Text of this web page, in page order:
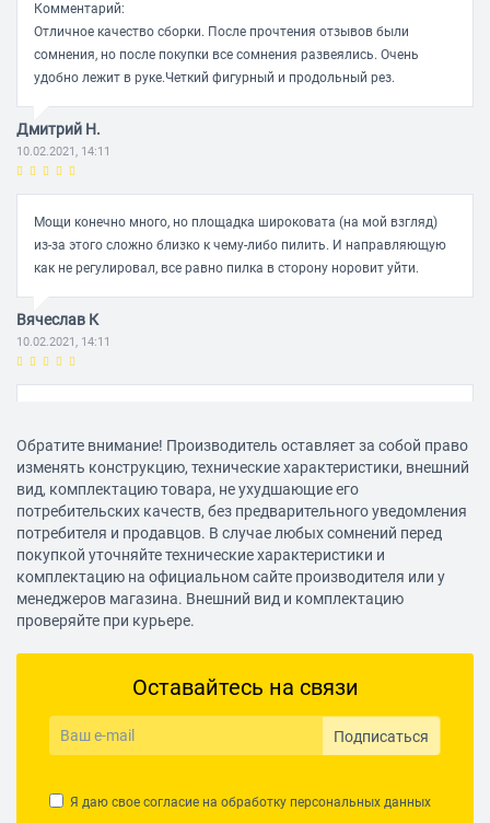
Регулировка положения опорной плиты:
Замена режущего полотна без инструмента:ДА
Маятниковое движение:ДА
Особенности:
их свойствами за счет выбора числа ходов, маятникового
хода и низкого ведения пильного полотна с пружинной
опорой. Metabo Quick для замены пильного полотна без
инструментов, с автоматическим выбросом.
Возможность подключения универсального пылесоса.
Комментарий:
Отличное качество сборки. После прочтения отзывов были
сомнения, но после покупки все сомнения развеялись. Очень
удобно лежит в руке.Четкий фигурный и продольный рез.
Дмитрий Н.
10.02.2021, 14:11
Мощи конечно много, но площадка широковата (на мой взгляд)
из-за этого сложно близко к чему-либо пилить. И направляющую
как не регулировал, все равно пилка в сторону норовит уйти.
Вячеслав К
10.02.2021, 14:11
Очень хорошо работает, в руке лежит офигенно, при работе даже
сильно не напрягаешься. Собирал шкафы из мебельных щитов, но
работе.
Недостатки:
Он конечно хорош, но подсветочки рабочей зоны не хватает (
Комментарий:
Все хорошо, кейс, сам лобзик, даже лезвие для чистого запила
положили
скобовидной рукоятки, плавный пуск.
Обратите внимание! Производитель оставляет за собой право
изменять конструкцию, технические характеристики, внешний
вид, комплектацию товара, не ухудшающие его
потребительских качеств, без предварительного уведомления
потребителя и продавцов. В случае любых сомнений перед
покупкой уточняйте технические характеристики и
комплектацию на официальном сайте производителя или у
менеджеров магазина. Внешний вид и комплектацию
проверяйте при курьере.
Оставайтесь на связи
Подписаться
Я даю свое согласие на обработку персональных данных